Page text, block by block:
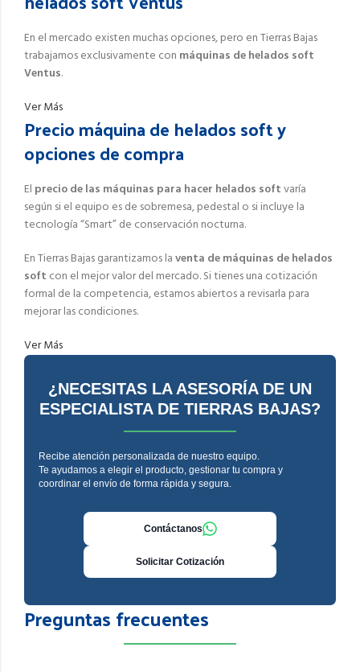
En el mercado existen muchas opciones, pero en Tierras Bajas
trabajamos exclusivamente con máquinas de helados soft
Ventus.
Ver Más
Precio máquina de helados soft y
opciones de compra
El precio de las máquinas para hacer helados softvaría
según si el equipo es de sobremesa, pedestal o si incluye la
tecnología “Smart” de conservación nocturna.
En Tierras Bajas garantizamos laventa de máquinas de helados
soft con el mejor valor del mercado. Si tienes una cotización
formal de la competencia, estamos abiertos a revisarla para
mejorar las condiciones.
Ver Más
¿NECESITAS LA ASESORÍA DE UN
ESPECIALISTA DE TIERRAS BAJAS?
Recibe atención personalizada de nuestro equipo.
Te ayudamos a elegir el producto, gestionar tu compra y
coordinar el envío de forma rápida y segura.
Contáctanos
Solicitar Cotización
Preguntas frecuentes